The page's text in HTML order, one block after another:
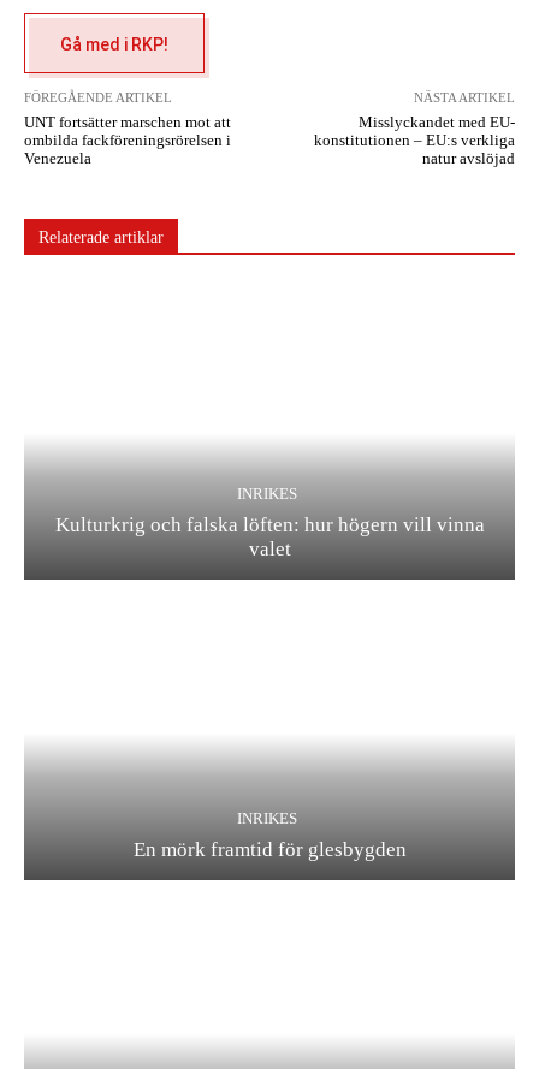
Gå med i RKP!
FÖREGÅENDE ARTIKEL
UNT fortsätter marschen mot att
ombilda fackföreningsrörelsen i
Venezuela
NÄSTA ARTIKEL
Misslyckandet med EU-
konstitutionen – EU:s verkliga
natur avslöjad
Relaterade artiklar
INRIKES
Kulturkrig och falska löften: hur högern vill vinna
valet
INRIKES
En mörk framtid för glesbygden